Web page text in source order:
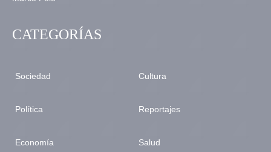
CATEGORÍAS
Sociedad
Política
Economía
Cultura
Reportajes
Salud